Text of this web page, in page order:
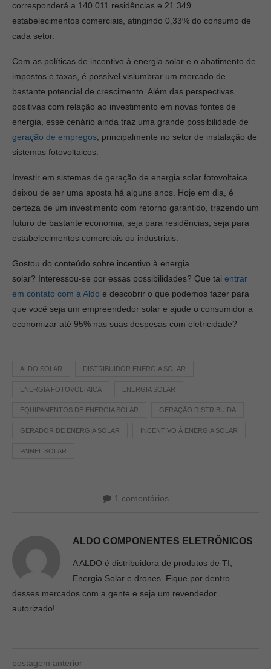
corresponderá a 140.011 residências e 21.349
estabelecimentos comerciais, atingindo 0,33% do consumo de
cada setor.
Com as políticas de incentivo à energia solar e o abatimento de
impostos e taxas, é possível vislumbrar um mercado de
bastante potencial de crescimento. Além das perspectivas
positivas com relação ao investimento em novas fontes de
energia, esse cenário ainda traz uma grande possibilidade de
geração de empregos , principalmente no setor de instalação de
sistemas fotovoltaicos.
Investir em sistemas de geração de energia solar fotovoltaica
deixou de ser uma aposta há alguns anos. Hoje em dia, é
certeza de um investimento com retorno garantido, trazendo um
futuro de bastante economia, seja para residências, seja para
estabelecimentos comerciais ou industriais.
Gostou do conteúdo sobre incentivo à energia
solar? Interessou-se por essas possibilidades? Que tal entrar
em contato com a Aldo e descobrir o que podemos fazer para
que você seja um empreendedor solar e ajude o consumidor a
economizar até 95% nas suas despesas com eletricidade?
ALDO SOLAR DISTRIBUIDOR ENERGIA SOLAR
ENERGIA FOTOVOLTAICA ENERGIA SOLAR
EQUIPAMENTOS DE ENERGIA SOLAR GERAÇÃO DISTRIBUÍDA
GERADOR DE ENERGIA SOLAR INCENTIVO À ENERGIA SOLAR
PAINEL SOLAR
1 comentários
ALDO COMPONENTES ELETRÔNICOS
A ALDO é distribuidora de produtos de TI,
Energia Solar e drones. Fique por dentro
desses mercados com a gente e seja um revendedor
autorizado!
postagem anterior